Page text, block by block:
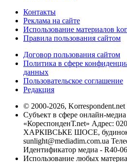
Контакты
Реклама на сайте
Использование материалов
Правила пользования сайтом
Договор пользования сайтом
Политика в сфере
данных
Пользовательское соглашение
Редакция
© 2000-2026, Korrespondent.net
Субъект в сфере онлайн-
«КореспонденТ.net» Адрес:
ХАРКІВСЬКЕ ШОСЕ, будинок
sunlight@mediadim.com.ua
Идентификатор медиа - R40-
Использование любых